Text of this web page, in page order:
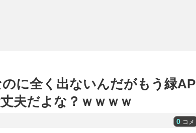
のに全く出ないんだがもう緑AP
夫だよな？ｗｗｗｗ
0 コメ